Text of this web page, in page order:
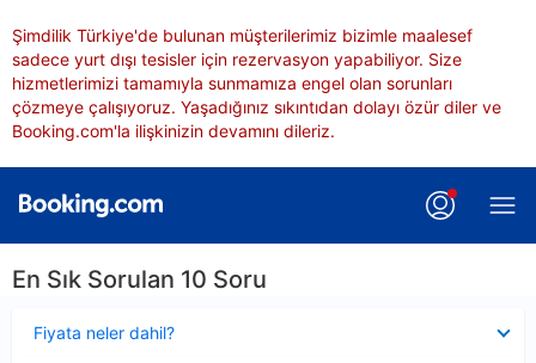
Şimdilik Türkiye'de bulunan müşterilerimiz bizimle maalesef
sadece yurt dışı tesisler için rezervasyon yapabiliyor. Size
hizmetlerimizi tamamıyla sunmamıza engel olan sorunları
çözmeye çalışıyoruz. Yaşadığınız sıkıntıdan dolayı özür diler ve
Booking.com'la ilişkinizin devamını dileriz.
En Sık Sorulan 10 Soru
Fiyata neler dahil?